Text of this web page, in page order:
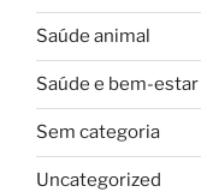
Saúde animal
Saúde e bem-estar
Sem categoria
Uncategorized